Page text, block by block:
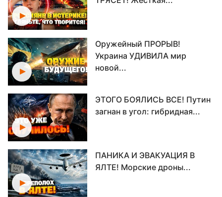
Оружейный ПРОРЫВ!
Украина УДИВИЛА мир
новой...
ЭТОГО БОЯЛИСЬ ВСЕ! Путин
загнан в угол: гибридная...
ПАНИКА И ЭВАКУАЦИЯ В
ЯЛТЕ! Морские дроны...